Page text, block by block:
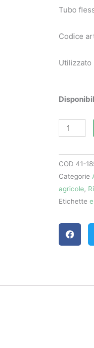
Tubo
Codice
Utilizzato
Tubo
art.
-
Oleo
Mac
quantità
COD 41-
Categorie
agricole,
Etichette